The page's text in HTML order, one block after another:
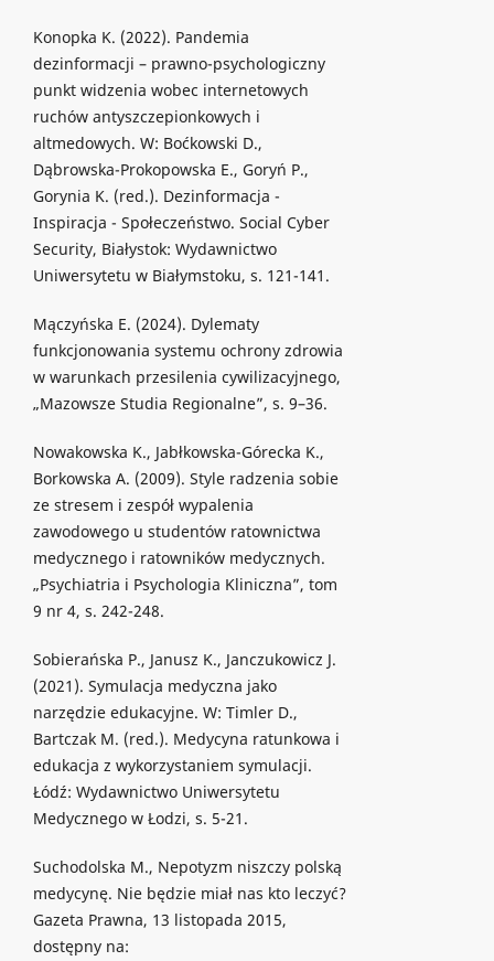
Konopka K. (2022). Pandemia
dezinformacji – prawno-psychologiczny
punkt widzenia wobec internetowych
ruchów antyszczepionkowych i
altmedowych. W: Boćkowski D.,
Dąbrowska-Prokopowska E., Goryń P.,
Gorynia K. (red.). Dezinformacja -
Inspiracja - Społeczeństwo. Social Cyber
Security, Białystok: Wydawnictwo
Uniwersytetu w Białymstoku, s. 121-141.
Mączyńska E. (2024). Dylematy
funkcjonowania systemu ochrony zdrowia
w warunkach przesilenia cywilizacyjnego,
„Mazowsze Studia Regionalne”, s. 9–36.
Nowakowska K., Jabłkowska-Górecka K.,
Borkowska A. (2009). Style radzenia sobie
ze stresem i zespół wypalenia
zawodowego u studentów ratownictwa
medycznego i ratowników medycznych.
„Psychiatria i Psychologia Kliniczna”, tom
9 nr 4, s. 242-248.
Sobierańska P., Janusz K., Janczukowicz J.
(2021). Symulacja medyczna jako
narzędzie edukacyjne. W: Timler D.,
Bartczak M. (red.). Medycyna ratunkowa i
edukacja z wykorzystaniem symulacji.
Łódź: Wydawnictwo Uniwersytetu
Medycznego w Łodzi, s. 5-21.
Suchodolska M., Nepotyzm niszczy polską
medycynę. Nie będzie miał nas kto leczyć?
Gazeta Prawna, 13 listopada 2015,
dostępny na: